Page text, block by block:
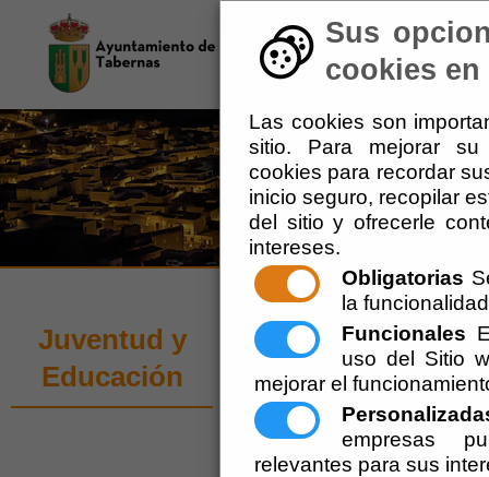
Sus
cookies
Las cookies son
sitio. Para mejorar su
cookies para recordar
inicio seguro, recopilar
del sitio y ofrecerle
intereses.
Obligatorias
la
Funcionales
uso del Sitio
mejorar el
empresas
relevantes para sus
El Ayuntamiento
Juventud y
Educación
Actividades y
Escuchar